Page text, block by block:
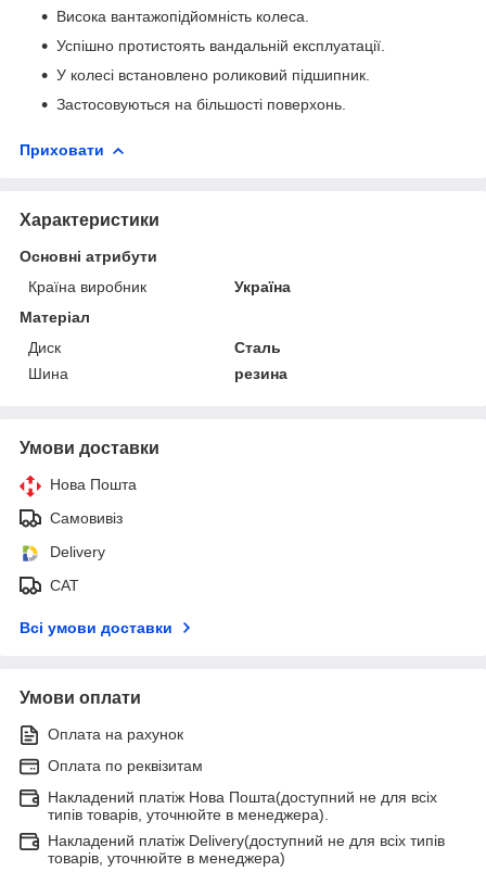
Висока вантажопідйомність колеса.
Успішно протистоять вандальній експлуатації.
У колесі встановлено роликовий підшипник.
Застосовуються на більшості поверхонь.
Приховати
Характеристики
Основні атрибути
Країна виробник
Україна
Матеріал
Диск
Сталь
Шина
резина
Умови доставки
Нова Пошта
Самовивіз
Delivery
САТ
Всі умови доставки
Умови оплати
Оплата на рахунок
Оплата по реквізитам
Накладений платіж Нова Пошта(доступний не для всіх
типів товарів, уточнюйте в менеджера).
Накладений платіж Delivery(доступний не для всіх типів
товарів, уточнюйте в менеджера)